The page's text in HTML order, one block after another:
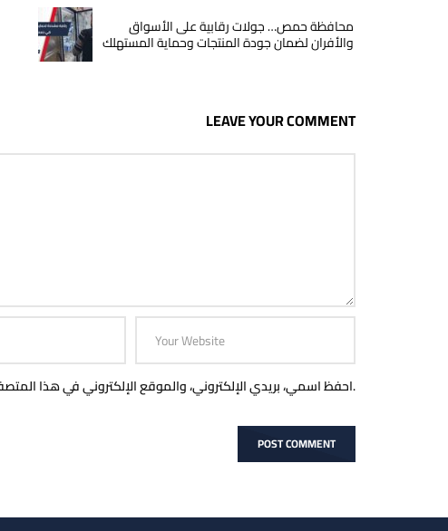
محافظة حمص… جولات رقابية على الأسواق
والأفران لضمان جودة المنتجات وحماية المستهلك
LEAVE YOUR COMMENT
احفظ اسمي، بريدي الإلكتروني، والموقع الإلكتروني في هذا المتصفح لاستخدامها المرة المقبلة في تعليقي.